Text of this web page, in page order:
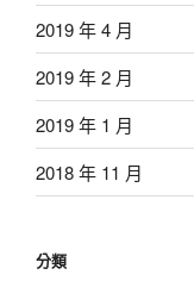
2019 年 4 月
2019 年 2 月
2019 年 1 月
2018 年 11 月
分類